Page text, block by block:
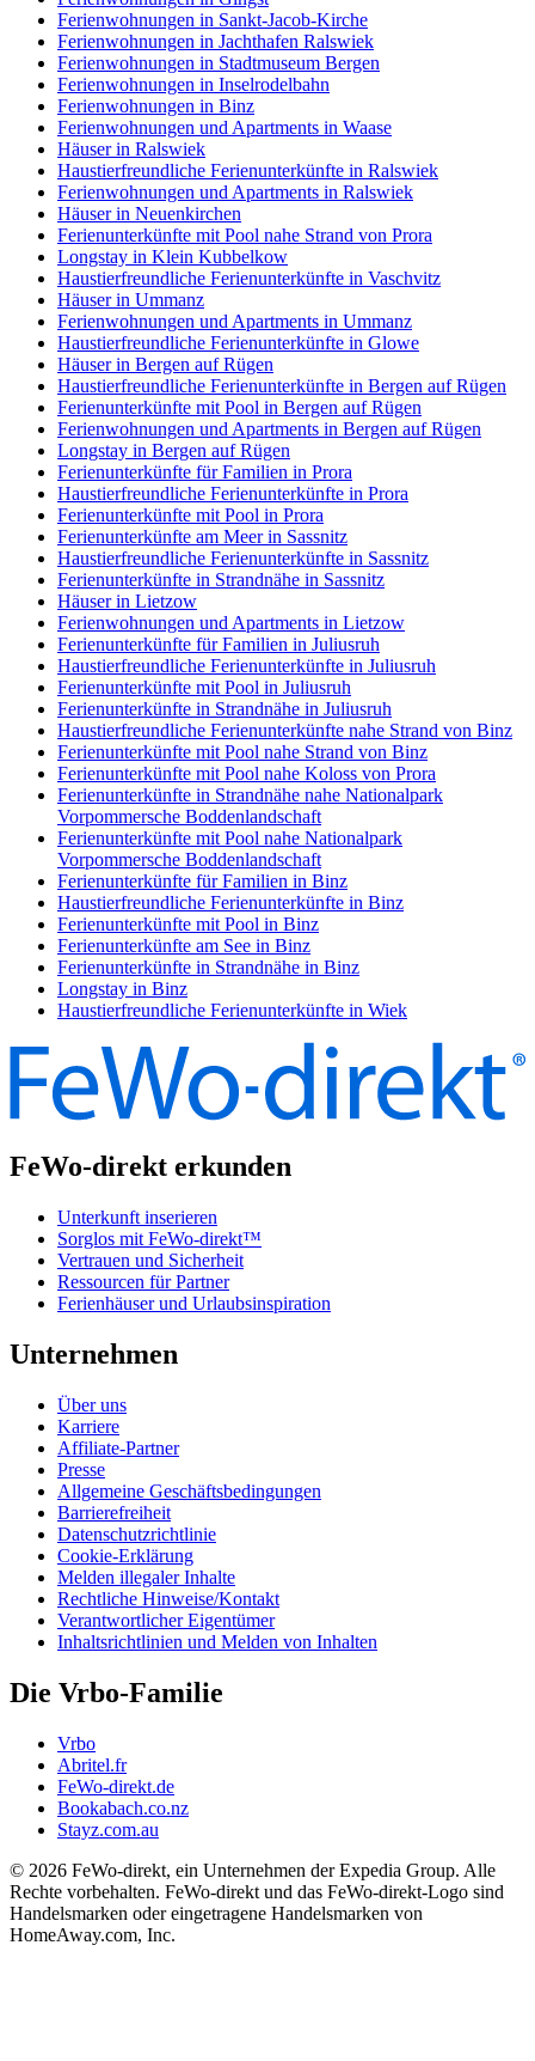
Ferienwohnungen in Sankt-Jacob-Kirche
Ferienwohnungen in Jachthafen Ralswiek
Ferienwohnungen in Stadtmuseum Bergen
Ferienwohnungen in Inselrodelbahn
Ferienwohnungen in Binz
Ferienwohnungen und Apartments in Waase
Häuser in Ralswiek
Haustierfreundliche Ferienunterkünfte in Ralswiek
Ferienwohnungen und Apartments in Ralswiek
Häuser in Neuenkirchen
Ferienunterkünfte mit Pool nahe Strand von Prora
Longstay in Klein Kubbelkow
Haustierfreundliche Ferienunterkünfte in Vaschvitz
Häuser in Ummanz
Ferienwohnungen und Apartments in Ummanz
Haustierfreundliche Ferienunterkünfte in Glowe
Häuser in Bergen auf Rügen
Haustierfreundliche Ferienunterkünfte in Bergen auf Rügen
Ferienunterkünfte mit Pool in Bergen auf Rügen
Ferienwohnungen und Apartments in Bergen auf Rügen
Longstay in Bergen auf Rügen
Ferienunterkünfte für Familien in Prora
Haustierfreundliche Ferienunterkünfte in Prora
Ferienunterkünfte mit Pool in Prora
Ferienunterkünfte am Meer in Sassnitz
Haustierfreundliche Ferienunterkünfte in Sassnitz
Ferienunterkünfte in Strandnähe in Sassnitz
Häuser in Lietzow
Ferienwohnungen und Apartments in Lietzow
Ferienunterkünfte für Familien in Juliusruh
Haustierfreundliche Ferienunterkünfte in Juliusruh
Ferienunterkünfte mit Pool in Juliusruh
Ferienunterkünfte in Strandnähe in Juliusruh
Haustierfreundliche Ferienunterkünfte nahe Strand von Binz
Ferienunterkünfte mit Pool nahe Strand von Binz
Ferienunterkünfte mit Pool nahe Koloss von Prora
Ferienunterkünfte in Strandnähe nahe Nationalpark
Vorpommersche Boddenlandschaft
Ferienunterkünfte mit Pool nahe Nationalpark
Vorpommersche Boddenlandschaft
Ferienunterkünfte für Familien in Binz
Haustierfreundliche Ferienunterkünfte in Binz
Ferienunterkünfte mit Pool in Binz
Ferienunterkünfte am See in Binz
Ferienunterkünfte in Strandnähe in Binz
Longstay in Binz
Haustierfreundliche Ferienunterkünfte in Wiek
FeWo-direkt erkunden
Unterkunft inserieren
Sorglos mit FeWo-direkt™
Vertrauen und Sicherheit
Ressourcen für Partner
Ferienhäuser und Urlaubsinspiration
Unternehmen
Über uns
Karriere
Affiliate-Partner
Presse
Allgemeine Geschäftsbedingungen
Barrierefreiheit
Datenschutzrichtlinie
Cookie-Erklärung
Melden illegaler Inhalte
Rechtliche Hinweise/Kontakt
Verantwortlicher Eigentümer
Inhaltsrichtlinien und Melden von Inhalten
Die Vrbo-Familie
Vrbo
Abritel.fr
FeWo-direkt.de
Bookabach.co.nz
Stayz.com.au
© 2026 FeWo-direkt, ein Unternehmen der Expedia Group. Alle
Rechte vorbehalten. FeWo-direkt und das FeWo-direkt-Logo sind
Handelsmarken oder eingetragene Handelsmarken von
HomeAway.com, Inc.